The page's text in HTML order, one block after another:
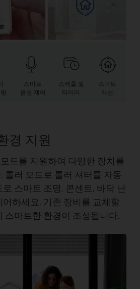
스마트
음성 제어
스케줄 및
타이머
스마트
액션
경 지원
드를 지원하여 다양한 장치를
롤러 모드로 롤러 셔터를 자동
스마트 조명, 콘센트, 바닥 난
하세요. 기존 장비를 교체할
스마트한 환경이 조성됩니다.